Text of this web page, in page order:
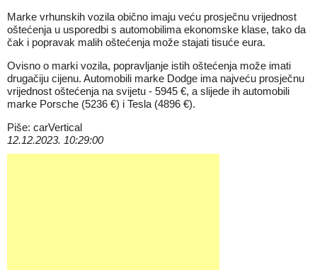
Marke vrhunskih vozila obično imaju veću prosječnu vrijednost
oštećenja u usporedbi s automobilima ekonomske klase, tako da
čak i popravak malih oštećenja može stajati tisuće eura.
Ovisno o marki vozila, popravljanje istih oštećenja može imati
drugačiju cijenu. Automobili marke Dodge ima najveću prosječnu
vrijednost oštećenja na svijetu - 5945 €, a slijede ih automobili
marke Porsche (5236 €) i Tesla (4896 €).
Piše: carVertical
12.12.2023. 10:29:00